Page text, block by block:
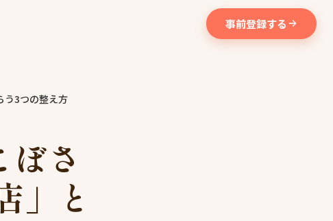
事前登録する
う3つの整え方
さ
」と